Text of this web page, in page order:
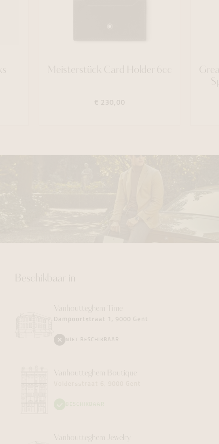
Meisterstück Card Holder 6cc
€ 230,00
Beschikbaar in
Vanhoutteghem Time
Dampoortstraat 1, 9000 Gent
NIET BESCHIKBAAR
Vanhoutteghem Boutique
Vanhoutteghem Jewelry